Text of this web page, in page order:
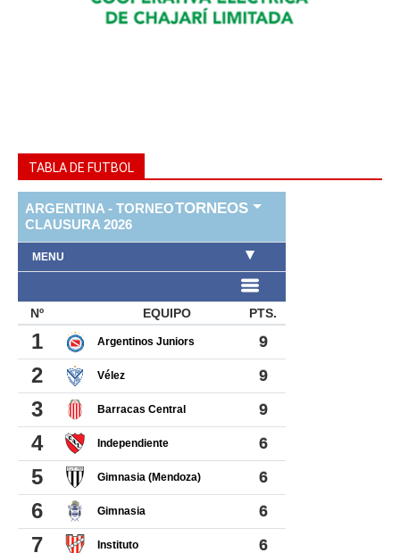
TABLA DE FUTBOL